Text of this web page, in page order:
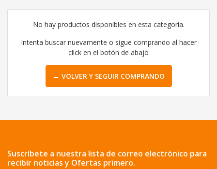
No hay productos disponibles en esta categoría.
Intenta buscar nuevamente o sigue comprando al hacer
click en el botón de abajo
← VOLVER Y SEGUIR COMPRANDO
Suscríbete a nuestra lista de correo electrónico para
recibir noticias y Ofertas primero.